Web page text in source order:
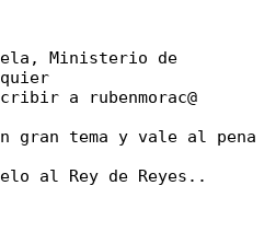
Ministerio de
a rubenmorac@
gran tema y vale al pena
al Rey de Reyes..